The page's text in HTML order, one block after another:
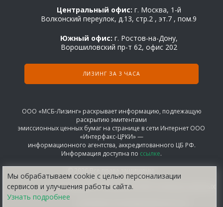
Мы обрабатываем сооkіе с целью персонализации
сервисов и улучшения работы сайта.
Узнать подробнее
Центральный офис: г. Москва, 1-й
Волконский переулок, д.13, стр.2 , эт.7 , пом.9
Южный офис: г. Ростов-на-Дону,
Ворошиловский пр-т 62, офис 202
ЛИЗИНГ ЗА 3 ЧАСА
ООО «МСБ-Лизинг» раскрывает информацию, подлежащую
раскрытию эмитентами
эмиссионных ценных бумаг на странице в сети Интернет ООО
«Интерфакс-ЦРКИ» —
информационного агентства, аккредитованного ЦБ РФ.
Информация доступна по ссылке.
СОГЛАШЕНИЕ НА ОБРАБОТКУ ПЕРСОНАЛЬНЫХ ДАННЫХ